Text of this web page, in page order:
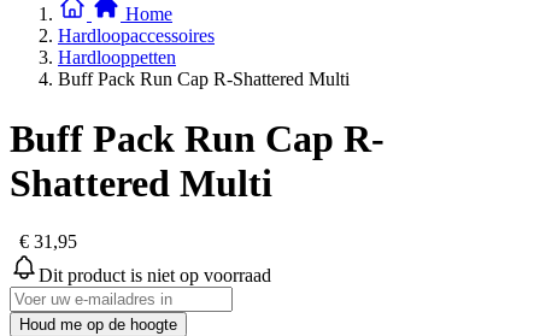
Home
Hardloopaccessoires
Hardlooppetten
Buff Pack Run Cap R-Shattered Multi
Buff Pack Run Cap R-
Shattered Multi
€ 31,95
Dit product is niet op voorraad
Houd me op de hoogte